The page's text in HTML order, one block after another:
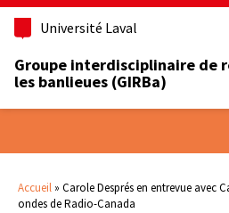
Université Laval
Groupe interdisciplinaire de
les banlieues (GIRBa)
Accueil » Carole Després en entrevue avec
ondes de Radio-Canada